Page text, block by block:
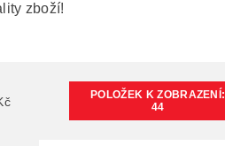
zboží!
POLOŽEK K ZOBRAZENÍ:
44